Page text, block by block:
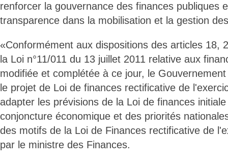
renforcer la gouvernance des finances publiques
transparence dans la mobilisation et la gestion
«Conformément aux dispositions des articles 18,
la Loi n°11/011 du 13 juillet 2011 relative aux
modifiée et complétée à ce jour, le
le projet de Loi de finances rectificative de
adapter les prévisions de la Loi de finances
conjoncture économique et des priorités
des motifs de la Loi de Finances rectificative de
par le ministre des Finances.